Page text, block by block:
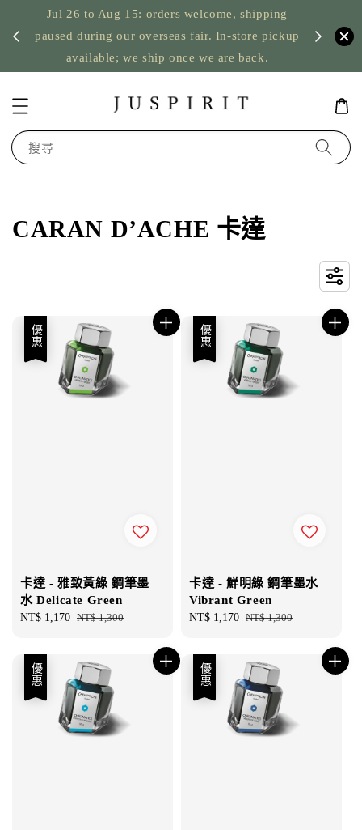
Jul 26 to Aug 15: orders welcome, shipping
paused during our overseas fair. In-store pickup
available; we ship once we are back.
US
搜尋
CARAN D’ACHE 卡達
優惠
卡達 - 雅致黃綠 鋼筆墨
水 Delicate Green
Sale
NT$ 1,170 Regular
NT$ 1,300
優惠
卡達 - 鮮明綠 鋼筆墨水
Vibrant Green
Sale
NT$ 1,170 Regular
NT$ 1,300
優惠 優惠